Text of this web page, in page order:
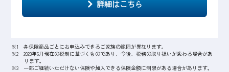
詳細はこちら
※1 各保険商品ごとにお申込みできるご家族の範囲が異なります。
※2 2023年6月現在の税制に基づくものであり、今後、税務の取り扱いが変わる場合があ
ります。
※3 一部ご継続いただけない保険や加入できる保険金額に制限がある場合があります。